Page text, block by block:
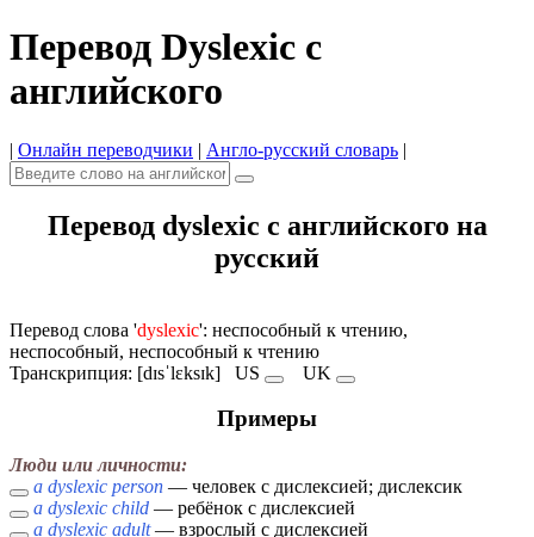
Перевод Dyslexic с
английского
| Онлайн переводчики | Англо-русский словарь |
Перевод dyslexic с английского на
русский
Перевод слова 'dyslexic': неспособный к чтению,
неспособный, неспособный к чтению
Транскрипция: [dɪsˈlɛksɪk] US UK
Примеры
Люди или личности:
a dyslexic person — человек с дислексией; дислексик
a dyslexic child — ребёнок с дислексией
a dyslexic adult— взрослый с дислексией